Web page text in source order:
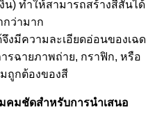
น) ทำให้สามารถสร้างสีสันได้
ว่ามาก
งมีความละเอียดอ่อนของเฉด
รฉายภาพถ่าย, กราฟิก, หรือ
ถูกต้องของสี
คมชัดสำหรับการนำเสนอ